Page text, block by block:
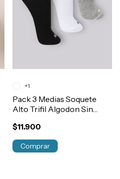
Pack 3 Medias Soquete
Alto Trifil Algodon Sin
$11.900
+1
Comprar